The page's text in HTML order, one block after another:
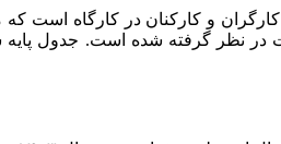
و کارکنان در کارگاه است